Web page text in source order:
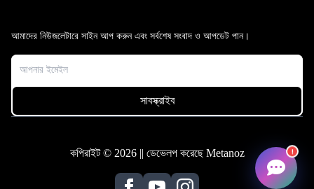
আমাদের নিউজলেটারে সাইন আপ করুন এবং সর্বশেষ সংবাদ ও আপডেট পান।
কপিরাইট © 2026 || ডেভেলপ করেছে Metanoz !